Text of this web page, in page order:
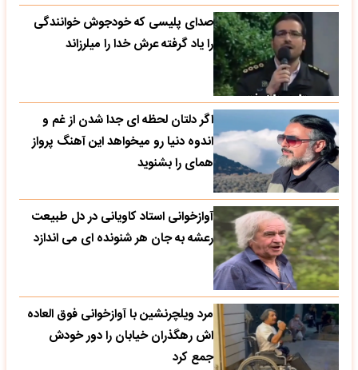
صدای پلیسی که خودجوش خوانندگی
را یاد گرفته عرش خدا را میلرزاند
اگر دلتان لحظه ای جدا شدن از غم و
اندوه دنیا رو میخواهد این آهنگ پرواز
همای را بشنوید
آوازخوانی استاد کاویانی در دل طبیعت
رعشه به جان هر شنونده ای می اندازد
مرد ویلچرنشین با آوازخوانی فوق العاده
اش رهگذران خیابان را دور خودش
جمع کرد